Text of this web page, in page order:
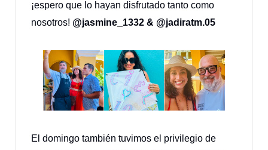
¡espero que lo hayan disfrutado tanto como
nosotros! @jasmine_1332 & @jadiratm.05
El domingo también tuvimos el privilegio de